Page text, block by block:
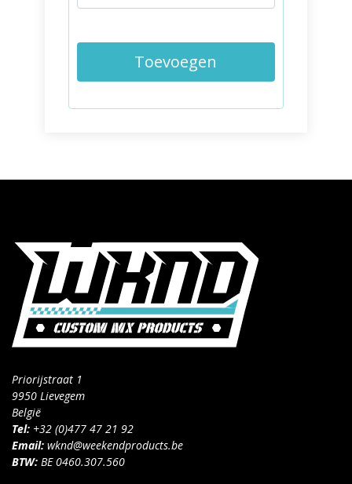
Toevoegen
Priorijstraat 1
9950 Lievegem
België
Tel: +32 (0)477 47 21 92
Email: wknd@weekendproducts.be
BTW: BE 0460.307.560